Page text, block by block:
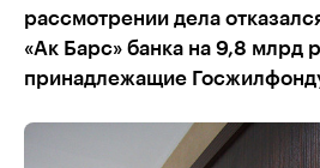
рассмотрении дела
«Ак Барс» банка на 9,8 млрд
принадлежащие